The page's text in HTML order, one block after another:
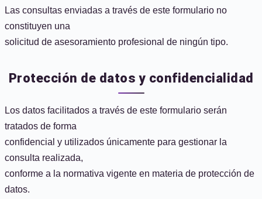
Las consultas enviadas a través de este formulario no
constituyen una
solicitud de asesoramiento profesional de ningún tipo.
Protección de datos y confidencialidad
Los datos facilitados a través de este formulario serán
tratados de forma
confidencial y utilizados únicamente para gestionar la
consulta realizada,
conforme a la normativa vigente en materia de protección de
datos.